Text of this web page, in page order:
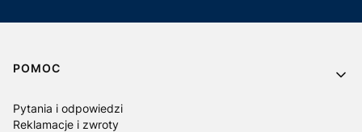
Linki w stopce
POMOC
Pytania i odpowiedzi
Reklamacje i zwroty